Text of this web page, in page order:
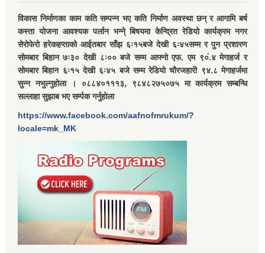
विकास निर्माणका काम कति सम्पन्न भए कति निर्माण अवस्था छन् र आगामि बर्ष
कस्ता योजना आवश्यक पर्लान भन्ने् बिषयमा केन्द्रित रेडियो कार्यक्रम नगर
सेरोफेरो हरेकहप्ताको आईतबार साँझ ६ः१५बजे देखी ६ः४५सम्म र पुन प्रशारण
सोमबार बिहान ७ः३० देखी ८ः०० बजे सम्म आफ्नो एफ. एम ९०ं.४ मेगाहर्ज र
सोमबार बिहान ६ः१५ देखी ६ः४५ बजे सम्म रेडियो चौरजहारी ९४.८ मेगाहर्जमा
सुन्न नभुल्नुहोला । ०८८४०१११३, ९८४८२७५०७५ मा कार्यक्रम सम्बन्धि
सल्लाहा सुझाब भए सर्म्पक गर्नुहोला
https://www.facebook.com/aafnofmrukum/?
locale=mk_MK